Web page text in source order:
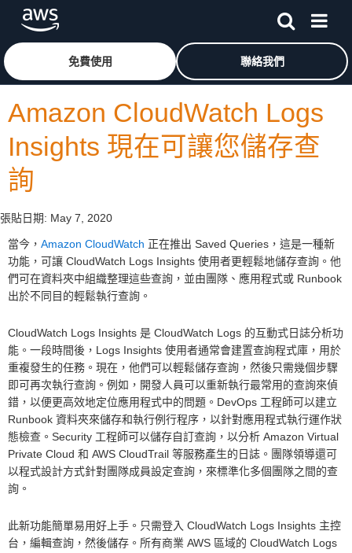
跳至主要內容按一下這裡可返回 Amazon Web Services 首頁
免費使用 聯絡我們
Amazon CloudWatch Logs
Insights 現在可讓您儲存查
詢
張貼日期: May 7, 2020
當今， Amazon CloudWatch 正在推出 Saved Queries，這是一種新
功能，可讓 CloudWatch Logs Insights 使用者更輕鬆地儲存查詢。他
們可在資料夾中組織整理這些查詢，並由團隊、應用程式或 Runbook
出於不同目的輕鬆執行查詢。
CloudWatch Logs Insights 是 CloudWatch Logs 的互動式日誌分析功
能。一段時間後，Logs Insights 使用者通常會建置查詢程式庫，用於
重複發生的任務。現在，他們可以輕鬆儲存查詢，然後只需幾個步驟
即可再次執行查詢。例如，開發人員可以重新執行最常用的查詢來偵
錯，以便更高效地定位應用程式中的問題。DevOps 工程師可以建立
Runbook 資料夾來儲存和執行例行程序，以針對應用程式執行運作狀
態檢查。Security 工程師可以儲存自訂查詢，以分析 Amazon Virtual
Private Cloud 和 AWS CloudTrail 等服務產生的日誌。團隊領導還可
以程式設計方式針對團隊成員設定查詢，來標準化多個團隊之間的查
詢。
此新功能簡單易用好上手。只需登入 CloudWatch Logs Insights 主控
台，編輯查詢，然後儲存。所有商業 AWS 區域的 CloudWatch Logs